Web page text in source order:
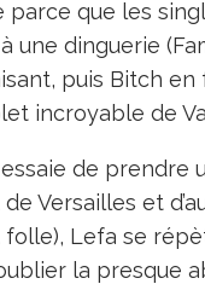
parce que les
une dinguerie
puis Bitch en
incroyable de
de prendre
Versailles et
Lefa se
la presque